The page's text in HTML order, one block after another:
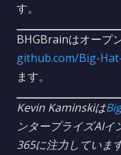
す。
BHGBrainはオープ
github.com/Big-
ます。
Kevin Kaminskiは
ンタープライズAI
365に注力していま